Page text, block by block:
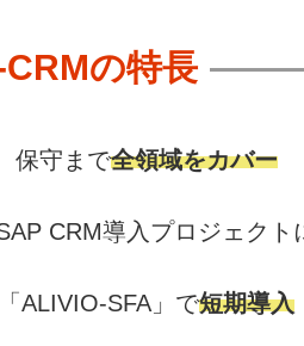
の特長
保守まで全領域をカバー
CRM導入プロジェクト
ALIVIO-SFA」で短期導入